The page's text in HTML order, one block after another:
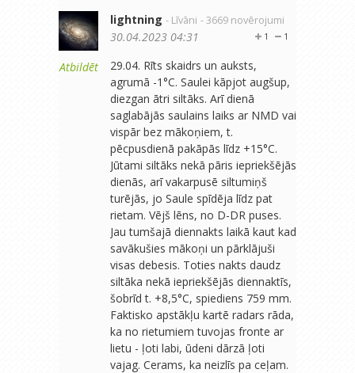
Atbildēt
lightning - Līvāni - 3669 novērojumi
1
1
30.04.2023 04:31
29.04. Rīts skaidrs un auksts,
agrumā -1°C. Saulei kāpjot augšup,
diezgan ātri siltāks. Arī dienā
saglabājās saulains laiks ar NMD vai
vispār bez mākoņiem, t.
pēcpusdienā pakāpās līdz +15°C.
Jūtami siltāks nekā pāris iepriekšējās
dienās, arī vakarpusē siltumiņš
turējās, jo Saule spīdēja līdz pat
rietam. Vējš lēns, no D-DR puses.
Jau tumšajā diennakts laikā kaut kad
savākušies mākoņi un pārklājuši
visas debesis. Toties nakts daudz
siltāka nekā iepriekšējās diennaktīs,
šobrīd t. +8,5°C, spiediens 759 mm.
Faktisko apstākļu kartē radars rāda,
ka no rietumiem tuvojas fronte ar
lietu - ļoti labi, ūdeni dārzā ļoti
vajag. Cerams, ka neizlīs pa ceļam.